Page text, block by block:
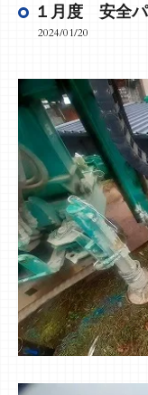
１月度 安全パ
2024/01/20